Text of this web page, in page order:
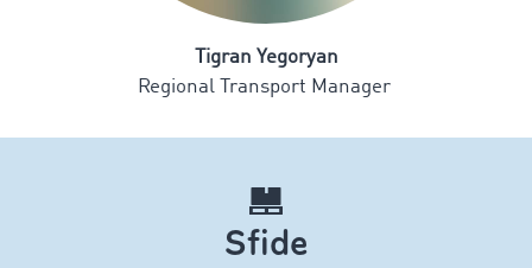
Tigran Yegoryan
Regional Transport Manager
Sfide